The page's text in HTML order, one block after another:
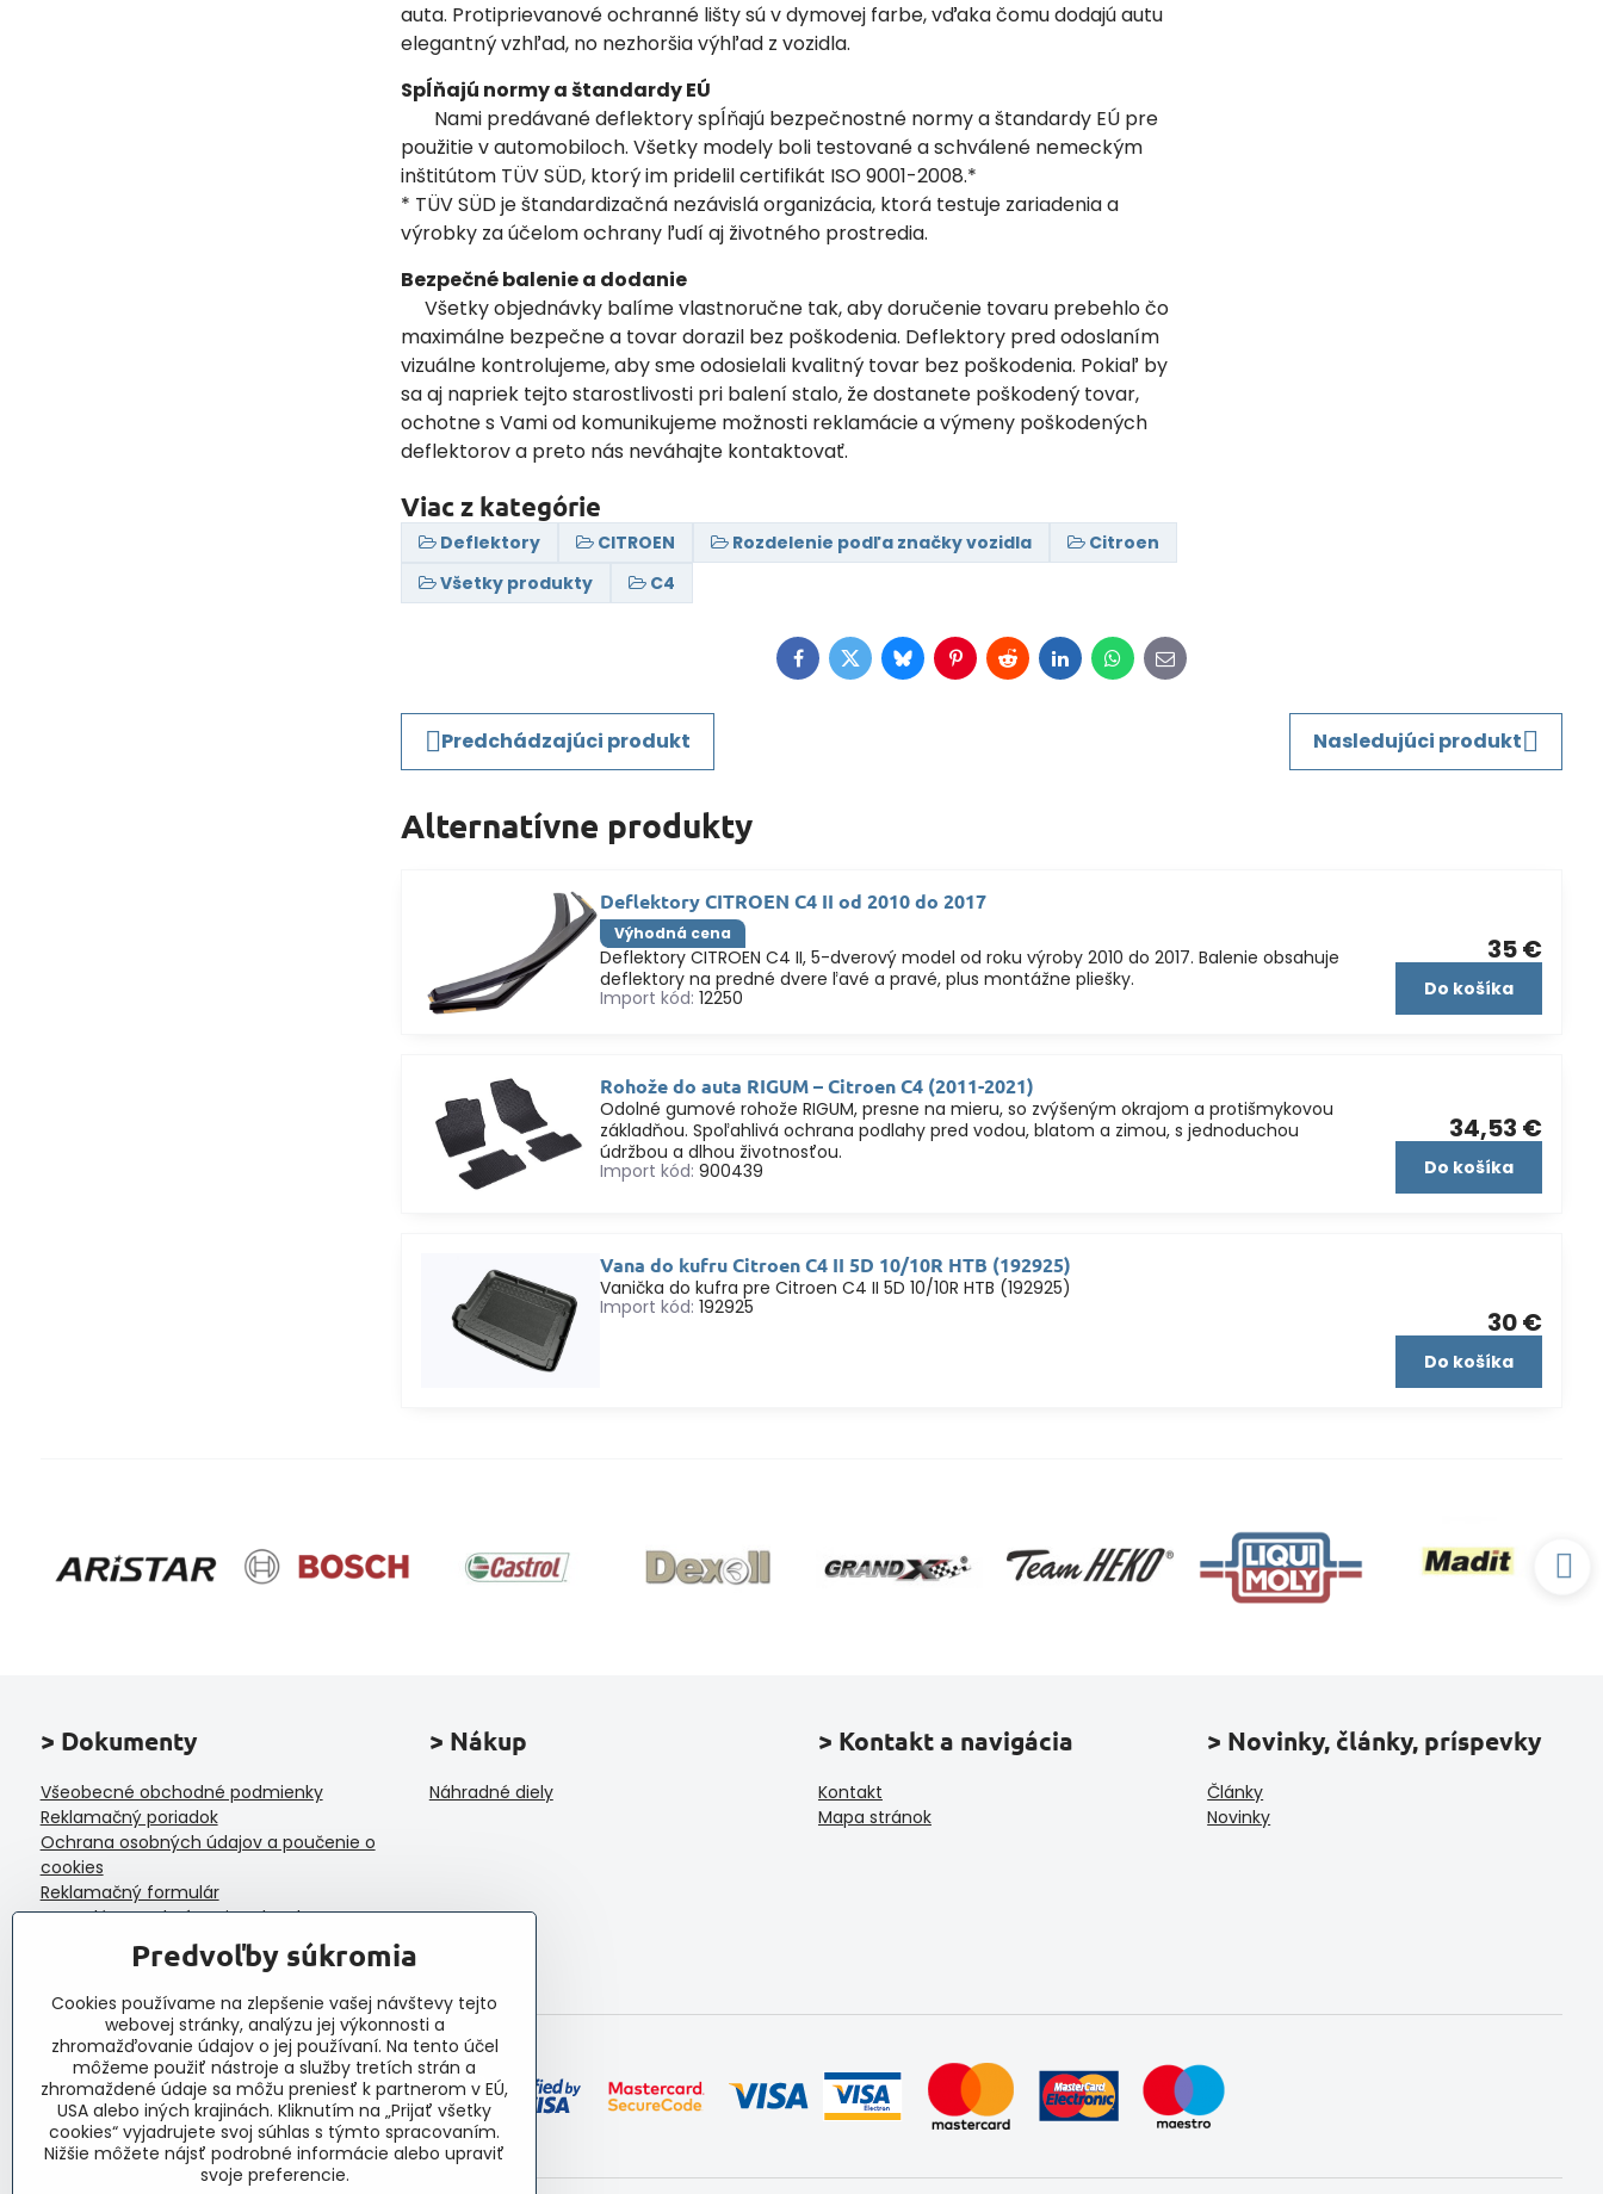
auta. Protiprievanové ochranné lišty sú v dymovej farbe, vďaka čomu dodajú autu
elegantný vzhľad, no nezhoršia výhľad z vozidla.
Spĺňajú normy a štandardy EÚ
Nami predávané deflektory spĺňajú bezpečnostné normy a štandardy EÚ pre
použitie v automobiloch. Všetky modely boli testované a schválené nemeckým
inštitútom TÜV SÜD, ktorý im pridelil certifikát ISO 9001-2008.*
* TÜV SÜD je štandardizačná nezávislá organizácia, ktorá testuje zariadenia a
výrobky za účelom ochrany ľudí aj životného prostredia.
Bezpečné balenie a dodanie
Všetky objednávky balíme vlastnoručne tak, aby doručenie tovaru prebehlo čo
maximálne bezpečne a tovar dorazil bez poškodenia. Deflektory pred odoslaním
vizuálne kontrolujeme, aby sme odosielali kvalitný tovar bez poškodenia. Pokiaľ by
sa aj napriek tejto starostlivosti pri balení stalo, že dostanete poškodený tovar,
ochotne s Vami od komunikujeme možnosti reklamácie a výmeny poškodených
deflektorov a preto nás neváhajte kontaktovať.
Viac z kategórie
Deflektory CITROEN Rozdelenie podľa značky vozidla
Citroen
Všetky produkty
C4
Facebook
TwitterBlueskyPinterest
RedditLinkedInWhatsApp
E-
mail
Predchádzajúci produkt Nasledujúci produkt
Alternatívne produkty
Deflektory CITROEN C4 II od 2010 do 2017
Výhodná cena
Deflektory CITROEN C4 II, 5-dverový model od roku výroby 2010 do 2017. Balenie obsahuje
deflektory na predné dvere ľavé a pravé, plus montážne pliešky.
Import kód: 12250
35 €
Do košíka
Rohože do auta RIGUM – Citroen C4 (2011-2021)
Odolné gumové rohože RIGUM, presne na mieru, so zvýšeným okrajom a protišmykovou
základňou. Spoľahlivá ochrana podlahy pred vodou, blatom a zimou, s jednoduchou
údržbou a dlhou životnosťou.
Import kód: 900439
34,53 €
Do košíka
Vana do kufru Citroen C4 II 5D 10/10R HTB (192925)
Vanička do kufra pre Citroen C4 II 5D 10/10R HTB (192925)
Import kód: 192925 30 €
Do košíka
> Dokumenty
Všeobecné obchodné podmienky
Reklamačný poriadok
Ochrana osobných údajov a poučenie o
cookies
Reklamačný formulár
Formulár na odstúpenie od zmluvy
Protokol o prijatí a vybavení reklamácie
Veľkoobchod
> Nákup
Náhradné diely
> Kontakt a navigácia
Kontakt
Mapa stránok
> Novinky, články, príspevky
Články
Novinky
Predvoľby súkromia
Cookies používame na zlepšenie vašej návštevy tejto
webovej stránky, analýzu jej výkonnosti a
zhromažďovanie údajov o jej používaní. Na tento účel
môžeme použiť nástroje a služby tretích strán a
zhromaždené údaje sa môžu preniesť k partnerom v EÚ,
USA alebo iných krajinách. Kliknutím na „Prijať všetky
cookies“ vyjadrujete svoj súhlas s týmto spracovaním.
Nižšie môžete nájsť podrobné informácie alebo upraviť
svoje preferencie.